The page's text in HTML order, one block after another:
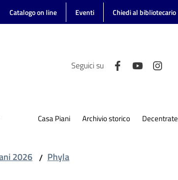
Catalogo on line Eventi Chiedi al bibliotecario
Seguici su
Casa Piani Archivio storico Decentrate
2026 / Phyla